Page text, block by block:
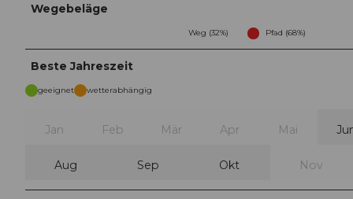
Wegebeläge
Weg (32%) Pfad (68%)
Beste Jahreszeit
geeignet wetterabhängig
Jan Feb Mär Apr Mai
Aug Sep Okt Nov